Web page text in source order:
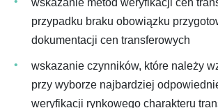
wskazanie metod weryfikacji cen
przypadku braku obowiązku
dokumentacji cen transferowych
wskazanie czynników, które należy
przy wyborze najbardziej
weryfikacji rynkowego charakteru